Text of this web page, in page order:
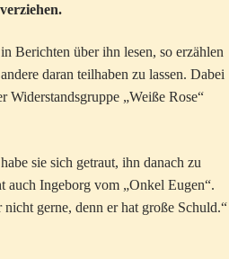
Berichten über ihn lesen, so erzählen
daran teilhaben zu lassen. Dabei
„Weiße Rose“
sie sich getraut, ihn danach zu
auch Ingeborg vom „Onkel Eugen“.
gerne, denn er hat große Schuld.“